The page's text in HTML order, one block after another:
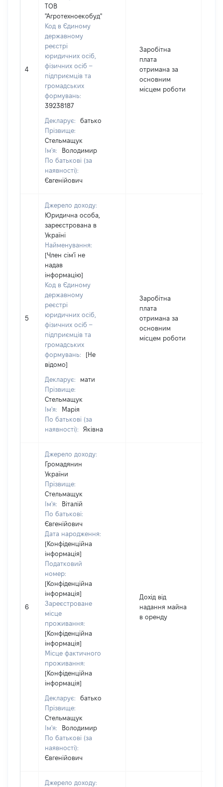
4
ТОВ
"Агротехноекобуд"
Код в Єдиному
державному
реєстрі
юридичних осіб,
фізичних осіб –
підприємців та
громадських
формувань:
39238187
Декларує:
батько
Прізвище:
Стельмащук
Ім'я:
Володимир
По батькові (за
наявності):
Євгенійович
Заробітна
плата
отримана за
основним
місцем роботи
5
Джерело доходу:
Юридична особа,
зареєстрована в
Україні
Найменування:
[Член сім'ї не
надав
інформацію]
Код в Єдиному
державному
реєстрі
юридичних осіб,
фізичних осіб –
підприємців та
громадських
формувань:
[Не
відомо]
Декларує:
мати
Прізвище:
Стельмащук
Ім'я:
Марія
По батькові (за
наявності):
Яківна
Заробітна
плата
отримана за
основним
місцем роботи
6
Джерело доходу:
Громадянин
України
Прізвище:
Стельмащук
Ім'я:
Віталій
По батькові:
Євгенійович
Дата народження:
[Конфіденційна
інформація]
Податковий
номер:
[Конфіденційна
інформація]
Зареєстроване
місце
проживання:
[Конфіденційна
інформація]
Місце фактичного
проживання:
[Конфіденційна
інформація]
Декларує:
батько
Прізвище:
Стельмащук
Ім'я:
Володимир
По батькові (за
наявності):
Євгенійович
Дохід від
надання майна
в оренду
Джерело доходу: